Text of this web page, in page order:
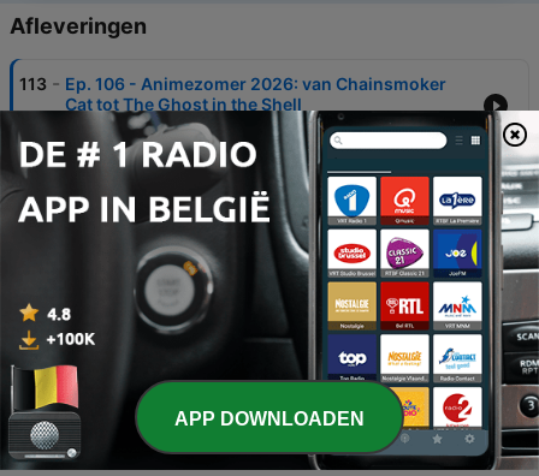
Afleveringen
113 - Ep. 106 - Animezomer 2026: van Chainsmoker
Cat tot The Ghost in the Shell
112 Ep. 105 - Husbando Wars deel 3
05 jul. 2026
Afl. 104 - Hentai op de publieke omroep
110 - Ep. 103 - Husbando Wars deel 2
02 jun. 2026
109 - Ep. 102 - Husbando Wars deel 1
19 mei 2026
APP DOWNLOADEN